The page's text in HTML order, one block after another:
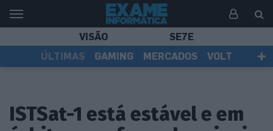
VISÃO
SE7E
ÚLTIMAS
GAMING MERCADOS
VOLT
ISTSat-1 está estável e em